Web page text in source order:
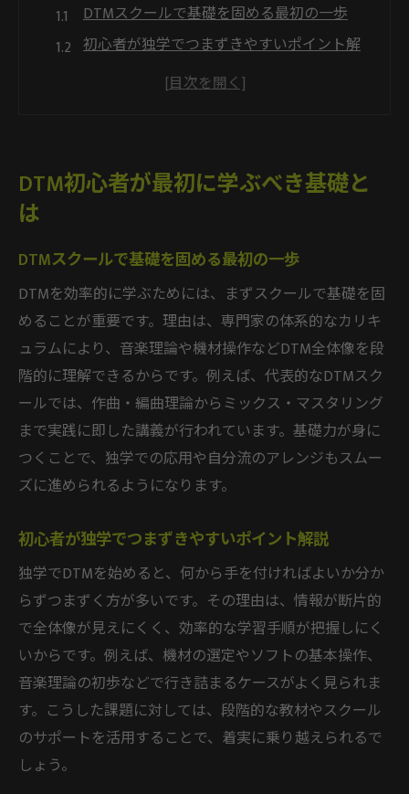
DTMスクールで基礎を固める最初の一歩
初心者が独学でつまずきやすいポイント解
作曲力向上に役立つDTMスクールの選び方
何もわからない初心者が安心して始めるコ
独学で挫折しないDTM勉強法の秘訣
DTMスクール利用で独学の挫折を防ぐ方法
独学でも続くモチベーション維持術とは
dtm作曲をなめるなを意識した学習計画
DTM独学が無理と感じた時の対処法
効果的な勉強本とサイトの選び方ガイド
コミュニティ活用で学びを深める秘訣
効率よく作曲力を伸ばす学習計画づくり
作曲初心者に最適な学習ステップの考え方
モチベーションを保つ目標設定のポイント
DTM勉強本やサイトを取り入れるタイミン
グ
dtm 何から打ち込むか迷う時の方向性
効率的な学習で作曲力を着実に伸ばすコツ
DTMスクールを活用した成長のコツ
DTMスクールで得られる実践的な学び方
DTM初心者が最初に学ぶべき基礎と
は
DTMスクールで基礎を固める最初の一歩
DTMを効率的に学ぶためには、まずスクールで基礎を固
めることが重要です。理由は、専門家の体系的なカリキ
ュラムにより、音楽理論や機材操作などDTM全体像を段
階的に理解できるからです。例えば、代表的なDTMスク
ールでは、作曲・編曲理論からミックス・マスタリング
まで実践に即した講義が行われています。基礎力が身に
つくことで、独学での応用や自分流のアレンジもスムー
ズに進められるようになります。
初心者が独学でつまずきやすいポイント解説
独学でDTMを始めると、何から手を付ければよいか分か
らずつまずく方が多いです。その理由は、情報が断片的
で全体像が見えにくく、効率的な学習手順が把握しにく
いからです。例えば、機材の選定やソフトの基本操作、
音楽理論の初歩などで行き詰まるケースがよく見られま
す。こうした課題に対しては、段階的な教材やスクール
のサポートを活用することで、着実に乗り越えられるで
しょう。